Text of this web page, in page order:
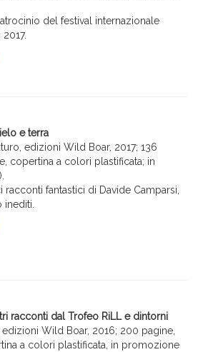
del festival internazionale
e terra
edizioni Wild Boar, 2017; 136
copertina a colori plastificata; in
).
racconti fantastici di Davide Camparsi,
inediti.
racconti dal Trofeo RiLL e dintorni
Wild Boar, 2016; 200 pagine,
a colori plastificata, in promozione